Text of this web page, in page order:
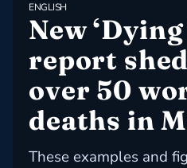
ENGLISH
New
report
over 50
deaths in
These examples and